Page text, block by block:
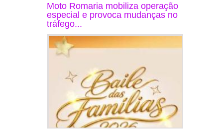
Moto Romaria mobiliza operação
especial e provoca mudanças no
tráfego...